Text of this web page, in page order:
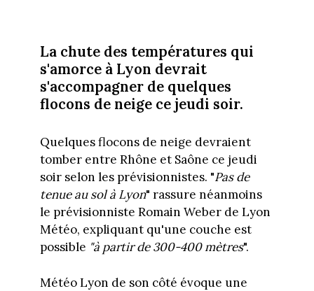
La chute des températures qui
s'amorce à Lyon devrait
s'accompagner de quelques
flocons de neige ce jeudi soir.
Quelques flocons de neige devraient
tomber entre Rhône et Saône ce jeudi
soir selon les prévisionnistes. "Pas de
tenue au sol à Lyon" rassure néanmoins
le prévisionniste Romain Weber de Lyon
Météo, expliquant qu'une couche est
possible "à partir de 300-400 mètres".
Météo Lyon de son côté évoque une